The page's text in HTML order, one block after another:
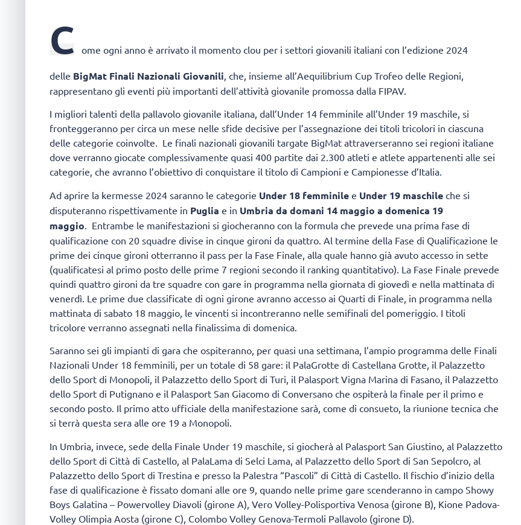
C ome ogni anno è arrivato il momento clou per i settori giovanili italiani con l’edizione 2024
delle BigMat Finali Nazionali Giovanili , che, insieme all’Aequilibrium Cup Trofeo delle Regioni,
rappresentano gli eventi più importanti dell’attività giovanile promossa dalla FIPAV.
I migliori talenti della pallavolo giovanile italiana, dall’Under 14 femminile all’Under 19 maschile, si
fronteggeranno per circa un mese nelle sfide decisive per l’assegnazione dei titoli tricolori in ciascuna
delle categorie coinvolte. Le finali nazionali giovanili targate BigMat attraverseranno sei regioni italiane
dove verranno giocate complessivamente quasi 400 partite dai 2.300 atleti e atlete appartenenti alle sei
categorie, che avranno l’obiettivo di conquistare il titolo di Campioni e Campionesse d’Italia.
Ad aprire la kermesse 2024 saranno le categorie Under 18 femminile e Under 19 maschile che si
disputeranno rispettivamente in Puglia e in Umbria da domani 14 maggio a domenica 19
maggio . Entrambe le manifestazioni si giocheranno con la formula che prevede una prima fase di
qualificazione con 20 squadre divise in cinque gironi da quattro. Al termine della Fase di Qualificazione le
prime dei cinque gironi otterranno il pass per la Fase Finale, alla quale hanno già avuto accesso in sette
(qualificatesi al primo posto delle prime 7 regioni secondo il ranking quantitativo). La Fase Finale prevede
quindi quattro gironi da tre squadre con gare in programma nella giornata di giovedì e nella mattinata di
venerdì. Le prime due classificate di ogni girone avranno accesso ai Quarti di Finale, in programma nella
mattinata di sabato 18 maggio, le vincenti si incontreranno nelle semifinali del pomeriggio. I titoli
tricolore verranno assegnati nella finalissima di domenica.
Saranno sei gli impianti di gara che ospiteranno, per quasi una settimana, l’ampio programma delle Finali
Nazionali Under 18 femminili, per un totale di 58 gare: il PalaGrotte di Castellana Grotte, il Palazzetto
dello Sport di Monopoli, il Palazzetto dello Sport di Turi, il Palasport Vigna Marina di Fasano, il Palazzetto
dello Sport di Putignano e il Palasport San Giacomo di Conversano che ospiterà la finale per il primo e
secondo posto. Il primo atto ufficiale della manifestazione sarà, come di consueto, la riunione tecnica che
si terrà questa sera alle ore 19 a Monopoli.
In Umbria, invece, sede della Finale Under 19 maschile, si giocherà al Palasport San Giustino, al Palazzetto
dello Sport di Città di Castello, al PalaLama di Selci Lama, al Palazzetto dello Sport di San Sepolcro, al
Palazzetto dello Sport di Trestina e presso la Palestra “Pascoli” di Città di Castello. Il fischio d’inizio della
fase di qualificazione è fissato domani alle ore 9, quando nelle prime gare scenderanno in campo Showy
Boys Galatina – Powervolley Diavoli (girone A), Vero Volley-Polisportiva Venosa (girone B), Kione Padova-
Volley Olimpia Aosta (girone C), Colombo Volley Genova-Termoli Pallavolo (girone D).